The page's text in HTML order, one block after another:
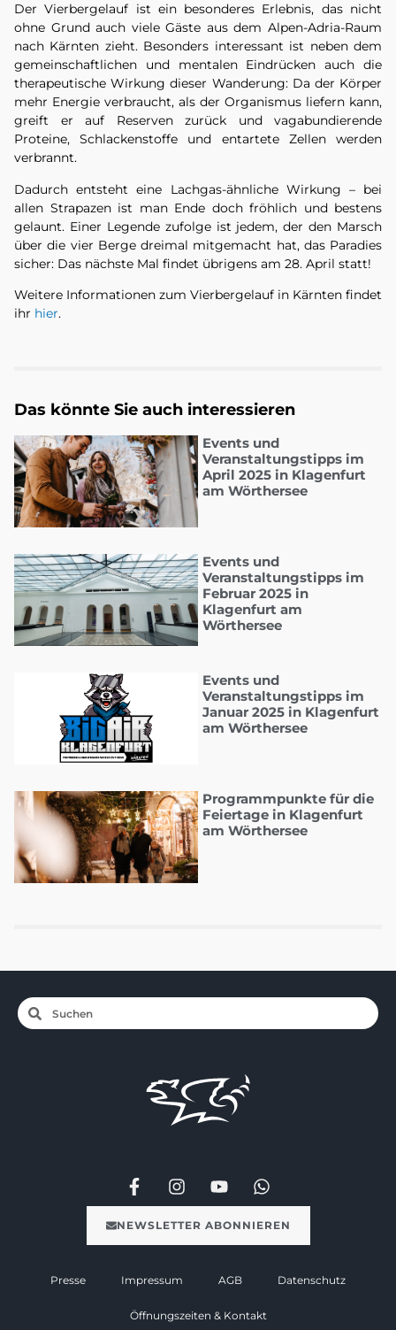
Der Vierbergelauf ist ein besonderes Erlebnis, das nicht
ohne Grund auch viele Gäste aus dem Alpen-Adria-Raum
nach Kärnten zieht. Besonders interessant ist neben dem
gemeinschaftlichen und mentalen Eindrücken auch die
therapeutische Wirkung dieser Wanderung: Da der Körper
mehr Energie verbraucht, als der Organismus liefern kann,
greift er auf Reserven zurück und vagabundierende
Proteine, Schlackenstoffe und entartete Zellen werden
verbrannt.
Dadurch entsteht eine Lachgas-ähnliche Wirkung – bei
allen Strapazen ist man Ende doch fröhlich und bestens
gelaunt. Einer Legende zufolge ist jedem, der den Marsch
über die vier Berge dreimal mitgemacht hat, das Paradies
sicher: Das nächste Mal findet übrigens am 28. April statt!
Weitere Informationen zum Vierbergelauf in Kärnten findet
ihr hier.
Das könnte Sie auch interessieren
Events und
Veranstaltungstipps im
April 2025 in Klagenfurt
am Wörthersee
Events und
Veranstaltungstipps im
Februar 2025 in
Klagenfurt am
Wörthersee
Events und
Veranstaltungstipps im
Januar 2025 in Klagenfurt
am Wörthersee
Programmpunkte für die
Feiertage in Klagenfurt
am Wörthersee
NEWSLETTER ABONNIEREN
Presse Impressum AGB Datenschutz
Öffnungszeiten & Kontakt